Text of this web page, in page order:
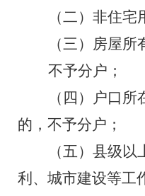
（二） 非住宅
（三）
房屋所
不予分户；
（四）
户口所
的，不予分户；
（五） 县级以
利、城市建设等工